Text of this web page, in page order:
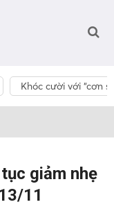
Khóc cười với “cơn
giảm nhẹ
11